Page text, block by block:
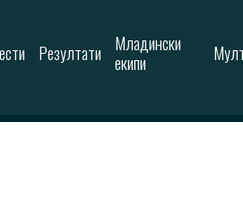
Резултати
Младински
екипи